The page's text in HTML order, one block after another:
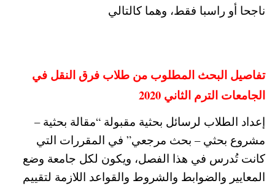
ناجحا أو راسبا فقط، وهما كالتالي
تفاصيل البحث المطلوب من طلاب فرق النقل في
الجامعات الترم الثاني 2020
إعداد الطلاب لرسائل بحثية مقبولة “مقالة بحثية –
مشروع بحثي – بحث مرجعي” في المقررات التي
كانت تُدرس في هذا الفصل، ويكون لكل جامعة وضع
المعايير والضوابط والشروط والقواعد اللازمة لتقييم